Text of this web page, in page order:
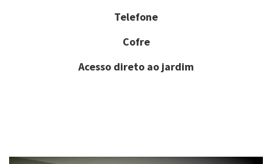
Telefone
Cofre
Acesso direto ao jardim